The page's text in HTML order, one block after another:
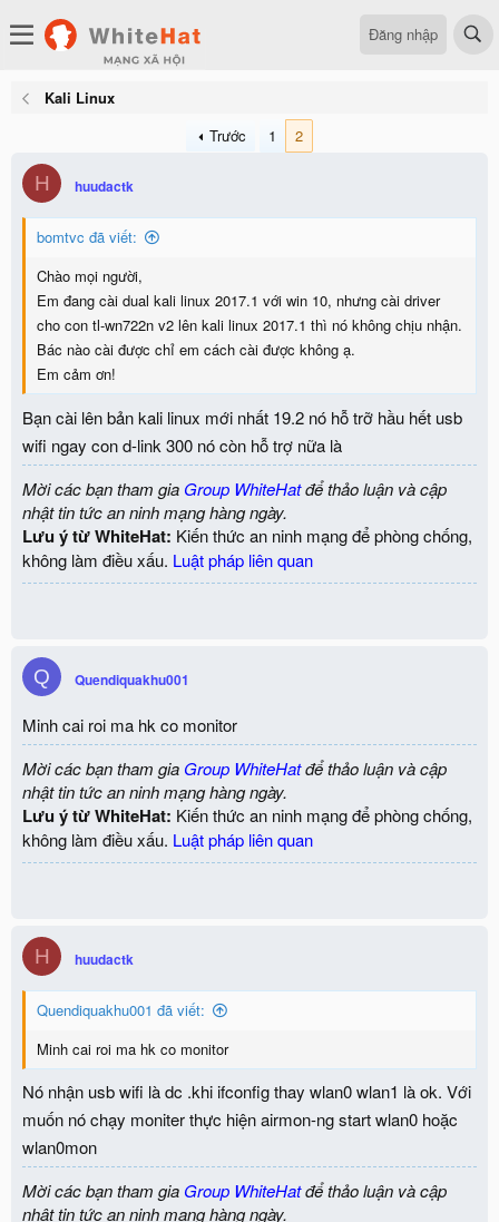
Đăng nhập
Kali Linux
Trước
1 2
H huudactk
bomtvc đã viết:
Chào mọi người,
Em đang cài dual kali linux 2017.1 với win 10, nhưng cài driver
cho con tl-wn722n v2 lên kali linux 2017.1 thì nó không chịu nhận.
Bác nào cài được chỉ em cách cài được không ạ.
Em cảm ơn!
Bạn cài lên bản kali linux mới nhất 19.2 nó hỗ trỡ hầu hết usb
wifi ngay con d-link 300 nó còn hỗ trợ nữa là
Mời các bạn tham gia Group WhiteHatđể thảo luận và cập
nhật tin tức an ninh mạng hàng ngày.
Lưu ý từ WhiteHat: Kiến thức an ninh mạng để phòng chống,
không làm điều xấu. Luật pháp liên quan
Q Quendiquakhu001
Minh cai roi ma hk co monitor
Mời các bạn tham gia Group WhiteHatđể thảo luận và cập
nhật tin tức an ninh mạng hàng ngày.
Lưu ý từ WhiteHat: Kiến thức an ninh mạng để phòng chống,
không làm điều xấu. Luật pháp liên quan
H huudactk
Quendiquakhu001 đã viết:
Minh cai roi ma hk co monitor
Nó nhận usb wifi là dc .khi ifconfig thay wlan0 wlan1 là ok. Với
muốn nó chạy moniter thực hiện airmon-ng start wlan0 hoặc
wlan0mon
Mời các bạn tham gia Group WhiteHatđể thảo luận và cập
nhật tin tức an ninh mạng hàng ngày.